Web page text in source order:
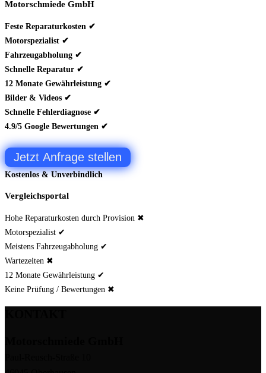
Motorschmiede GmbH
Feste Reparaturkosten ✔
Motorspezialist ✔
Fahrzeugabholung ✔
Schnelle Reparatur ✔
12 Monate Gewährleistung ✔
Bilder & Videos ✔
Schnelle Fehlerdiagnose ✔
4.9/5 Google Bewertungen ✔
Jetzt Anfrage stellen
Kostenlos & Unverbindlich
Vergleichsportal
Hohe Reparaturkosten durch Provision ✖
Motorspezialist ✔
Meistens Fahrzeugabholung ✔
Wartezeiten ✖
12 Monate Gewährleistung ✔
Keine Prüfung / Bewertungen ✖